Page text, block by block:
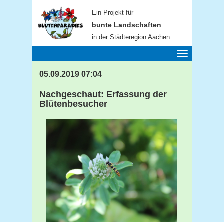
Ein Projekt für
bunte Landschaften
in der Städteregion Aachen
Toggle
05.09.2019 07:04
Nachgeschaut: Erfassung der
Blütenbesucher